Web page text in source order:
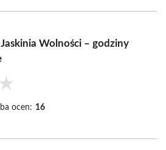
Wolności – godziny
★
ocen: 16